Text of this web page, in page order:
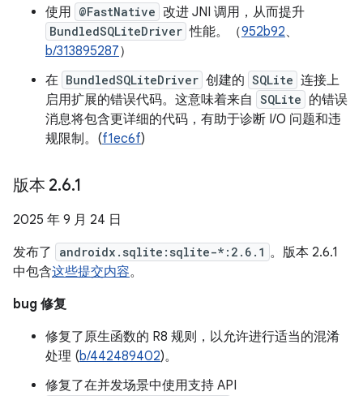
使用 @FastNative 改进 JNI 调用，从而提升
BundledSQLiteDriver 性能。（952b92、
b/313895287）
在 BundledSQLiteDriver 创建的 SQLite 连接上
启用扩展的错误代码。这意味着来自 SQLite 的错误
消息将包含更详细的代码，有助于诊断 I/O 问题和违
规限制。(f1ec6f)
版本 2.6.1
2025 年 9 月 24 日
发布了
androidx.sqlite:sqlite-*:2.6.1 。版本 2.6.1
中包含这些提交内容。
bug 修复
修复了原生函数的 R8 规则，以允许进行适当的混淆
处理 (b/442489402)。
修复了在并发场景中使用支持 API